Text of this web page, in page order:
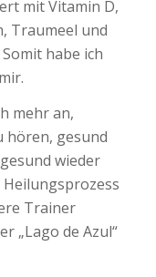
mit Vitamin D,
Traumeel und
habe ich
mehr an,
hören, gesund
wieder
Trainer
„Lago de Azul“